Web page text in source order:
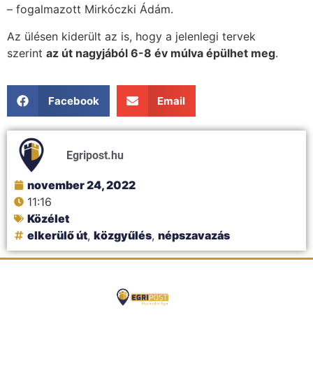
– fogalmazott Mirkóczki Ádám.
Az ülésen kiderült az is, hogy a jelenlegi tervek
szerint az út nagyjából 6-8 év múlva épülhet meg.
Facebook Email
Egripost.hu
november 24, 2022
11:16
Közélet
elkerülő út, közgyűlés, népszavazás